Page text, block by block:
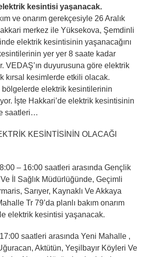
kesintisi yaşanacak.
ve onarım gerekçesiyle 26 Aralık
merkez ile Yüksekova, Şemdinli
elektrik kesintisinin yaşanacağını
yer yer 8 saate kadar
VEDAŞ’ın duyurusuna göre elektrik
kırsal kesimlerde etkili olacak.
elektrik kesintilerinin
İşte Hakkari’de elektrik kesintisinin
saatleri…
KESİNTİSİNİN OLACAĞI
– 16:00 saatleri arasında Gençlik
İl Sağlık Müdürlüğünde, Geçimli
Sarıyer, Kaynaklı Ve Akkaya
Tr 79’da planlı bakım onarım
elektrik kesintisi yaşanacak.
saatleri arasında Yeni Mahalle ,
Aktütün, Yeşilbayır Köyleri Ve